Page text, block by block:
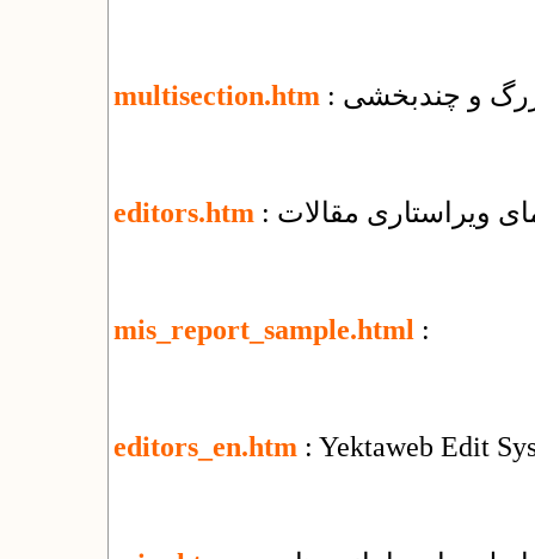
multisection.htm و چندبخشی
editors.htm ویراستاری مقالات
mis_report_sample.html :
editors_en.htm : Yektaweb Edit